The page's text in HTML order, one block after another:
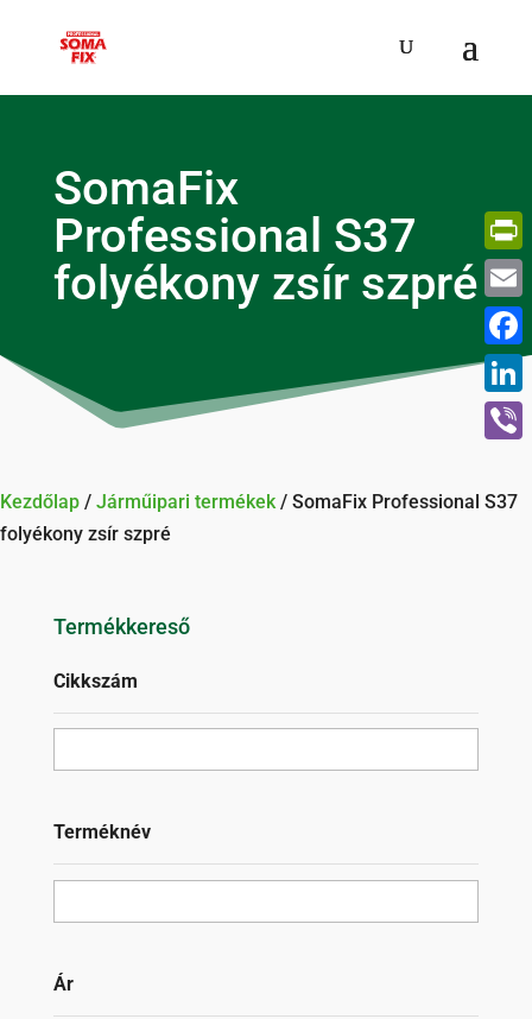
SomaFix
Professional S37
folyékony zsír szpré
Kezdőlap / Járműipari termékek/ SomaFix Professional S37
folyékony zsír szpré
Termékkereső
Cikkszám
Terméknév
Ár
Email